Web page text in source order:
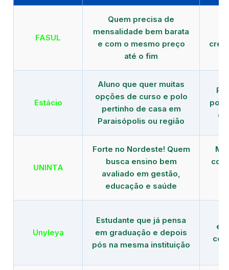
FASUL
Quem precisa de
mensalidade bem barata
e com o mesmo preço
até o fim
Estácio
Aluno que quer muitas
opções de curso e polo
pertinho de casa em
Paraisópolis ou região
UNINTA
Forte no Nordeste! Quem
busca ensino bem
avaliado em gestão,
educação e saúde
Unyleya
Estudante que já pensa
em graduação e depois
pós na mesma instituição